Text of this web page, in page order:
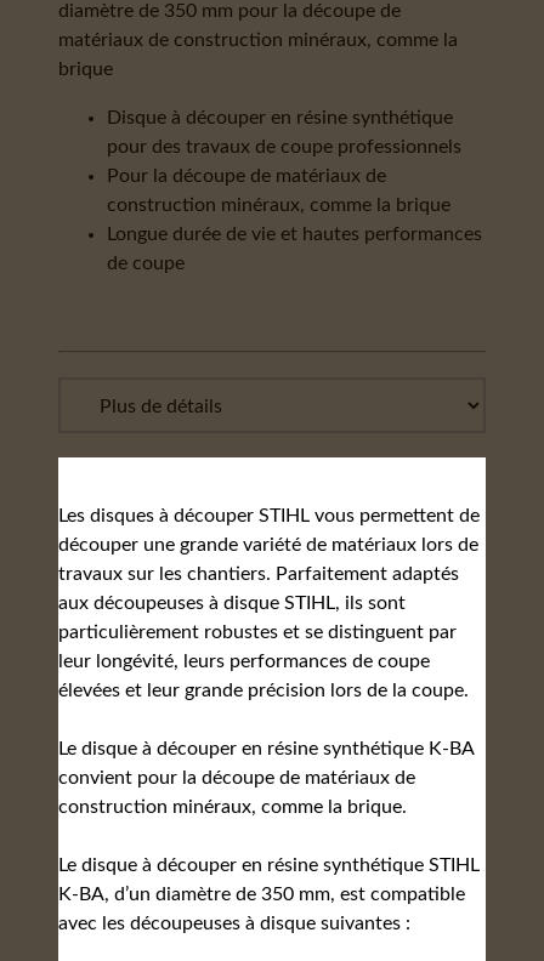
diamètre de 350 mm pour la découpe de
matériaux de construction minéraux, comme la
brique
Disque à découper en résine synthétique
pour des travaux de coupe professionnels
Pour la découpe de matériaux de
construction minéraux, comme la brique
Longue durée de vie et hautes performances
de coupe
Les disques à découper STIHL vous permettent de
découper une grande variété de matériaux lors de
travaux sur les chantiers. Parfaitement adaptés
aux découpeuses à disque STIHL, ils sont
particulièrement robustes et se distinguent par
leur longévité, leurs performances de coupe
élevées et leur grande précision lors de la coupe.
Le disque à découper en résine synthétique K-BA
convient pour la découpe de matériaux de
construction minéraux, comme la brique.
Le disque à découper en résine synthétique STIHL
K-BA, d’un diamètre de 350 mm, est compatible
avec les découpeuses à disque suivantes :